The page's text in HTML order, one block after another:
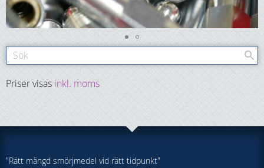
Priser visas inkl. moms
"Rätt mängd smörjmedel vid rätt tidpunkt"